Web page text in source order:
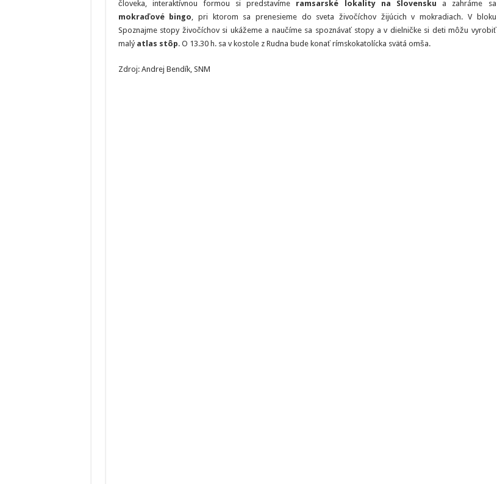
človeka, interaktívnou formou si predstavíme ramsarské lokality na Slovensku a zahráme sa
mokraďové bingo, pri ktorom sa prenesieme do sveta živočíchov žijúcich v mokradiach. V bloku
Spoznajme stopy živočíchov si ukážeme a naučíme sa spoznávať stopy a v dielničke si deti môžu vyrobiť
malý atlas stôp. O 13.30 h. sa v kostole z Rudna bude konať rímskokatolícka svätá omša.
Zdroj: Andrej Bendík, SNM